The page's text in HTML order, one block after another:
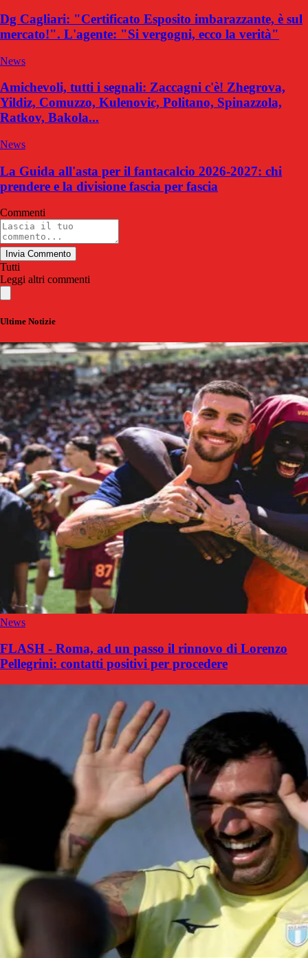
Dg Cagliari: "Certificato Esposito imbarazzante, è sul
mercato!". L'agente: "Si vergogni, ecco la verità"
News
Amichevoli, tutti i segnali: Zaccagni c'è! Zhegrova,
Yildiz, Comuzzo, Kulenovic, Politano, Spinazzola,
Ratkov, Bakola...
News
La Guida all'asta per il fantacalcio 2026-2027: chi
prendere e la divisione fascia per fascia
Commenti
Invia Commento
Tutti
Leggi altri commenti
Ultime Notizie
News
FLASH - Roma, ad un passo il rinnovo di Lorenzo
Pellegrini: contatti positivi per procedere